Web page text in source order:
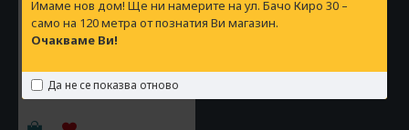
Имаме нов дом! Ще ни намерите на ул. Бачо Киро 30 –
само на 120 метра от познатия Ви магазин.
Очакваме Ви!
Да не се показва отново
Be Lenka Fiorela -
Chocolate